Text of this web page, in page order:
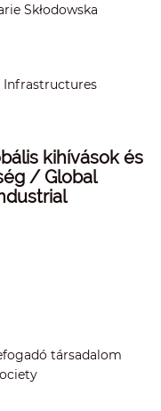
Skłodowska
Infrastructures
kihívások és
/ Global
társadalom